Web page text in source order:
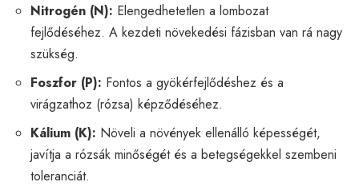
Nitrogén (N): Elengedhetetlen a lombozat
fejlődéséhez. A kezdeti növekedési fázisban van rá nagy
szükség.
Foszfor (P): Fontos a gyökérfejlődéshez és a
virágzathoz (rózsa) képződéséhez.
Kálium (K): Növeli a növények ellenálló képességét,
javítja a rózsák minőségét és a betegségekkel szembeni
toleranciát.